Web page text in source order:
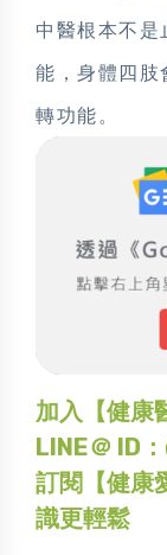
中醫根本不是
能，身體四肢
轉功能。
加入【健康
LINE＠ ID
訂閱【健康
識更輕鬆